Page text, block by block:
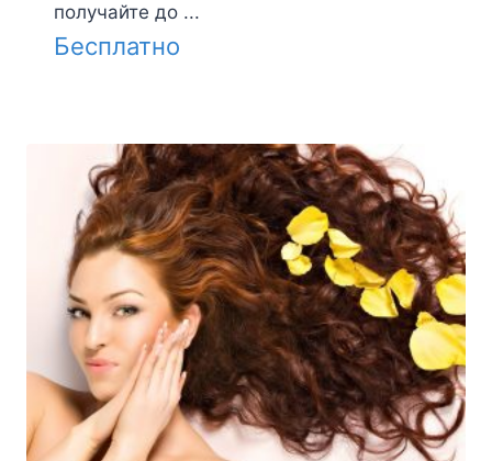
получайте до ...
Бесплатно